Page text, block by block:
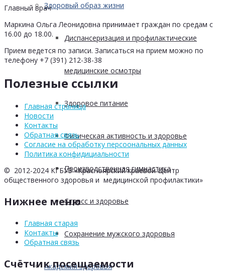
Здоровый образ жизни
Диспансеризация и профилактические
медицинские осмотры
Здоровое питание
Физическая активность и здоровье
Производственная гимнастика
Стресс и здоровье
Сохранение мужского здоровья
Академия здоровья
Главный врач
Маркина Ольга Леонидовна принимает граждан по средам с
16.00 до 18.00.
Прием ведется по записи. Записаться на прием можно по
телефону +7 (391) 212-38-38
Полезные ссылки
Главная страница
Новости
Контакты
Обратная связь
Согласие на обработку персоональных данных
Политика конфидициальности
© 2012-2024 КГБУЗ «Красноярский краевой Центр
общественного здоровья и медицинской профилактики»
Нижнее меню
Главная старая
Контакты
Обратная связь
Счётчик посещаемости